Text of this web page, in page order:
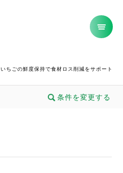
いちごの鮮度保持で食材ロス削減をサポート
条件を変更する